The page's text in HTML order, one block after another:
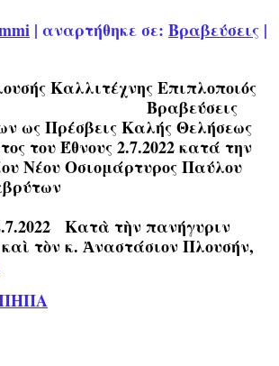
| αναρτήθηκε σε: Βραβεύσεις |
Καλλιτέχνης Επιπλοποιός
ως Πρέσβεις Καλής Θελήσεως
του Έθνους 2.7.2022 κατά την
Νέου Οσιομάρτυρος Παύλου
Κατὰ τὴν πανήγυριν
τὸν κ. Ἀναστάσιον Πλουσήν,